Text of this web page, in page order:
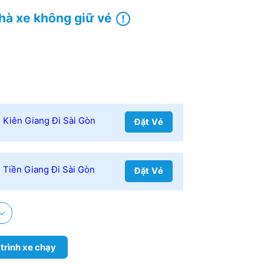
xe không giữ vé
Kiên Giang Đi Sài Gòn Đặt Vé
Tiền Giang Đi Sài Gòn Đặt Vé
xe chạy